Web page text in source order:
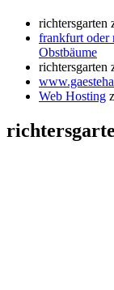
richtersgarten
frankfurt oder
Obstbäume
richtersgarten
Web Hosting